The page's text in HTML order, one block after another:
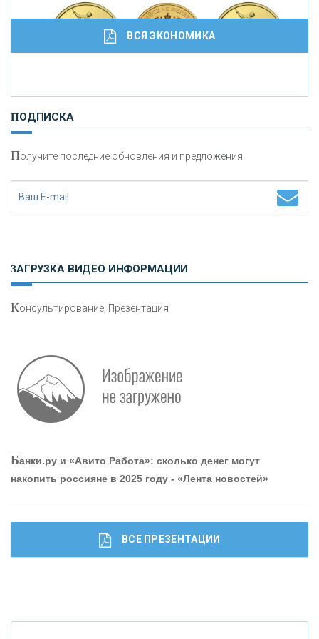
Работа мечты. Что банки делают для того, чтобы
привлечь и удержать персонал - «Интервью»
И
сохранения и увеличения капитала
Что будет с наличными деньгами при цифровом
ВСЯ ЭКОНОМИКА
ПОДПИСКА
Получите последние обновления и предложения.
ЗАГРУЗКА ВИДЕО ИНФОРМАЦИИ
Консультирование, Презентация
Банки.ру и «Авито Работа»: сколько денег могут
накопить россияне в 2025 году - «Лента новостей»
ВСЕ ПРЕЗЕНТАЦИИ